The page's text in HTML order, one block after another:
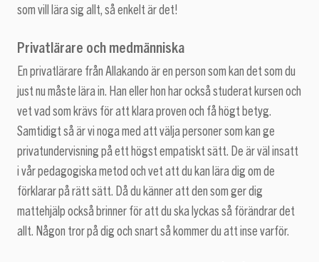
som vill lära sig allt, så enkelt är det!
Privatlärare och medmänniska
En privatlärare från Allakando är en person som kan det som du
just nu måste lära in. Han eller hon har också studerat kursen och
vet vad som krävs för att klara proven och få högt betyg.
Samtidigt så är vi noga med att välja personer som kan ge
privatundervisning på ett högst empatiskt sätt. De är väl insatt
i vår pedagogiska metod och vet att du kan lära dig om de
förklarar på rätt sätt. Då du känner att den som ger dig
mattehjälp också brinner för att du ska lyckas så förändrar det
allt. Någon tror på dig och snart så kommer du att inse varför.